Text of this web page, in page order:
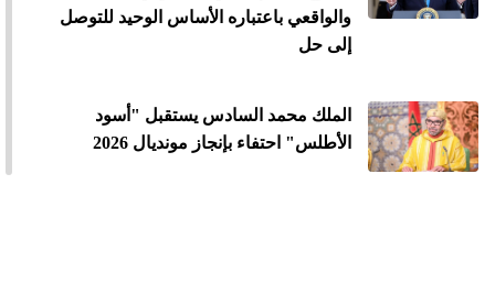
والواقعي باعتباره الأساس الوحيد للتوصل
إلى حل
الملك محمد السادس يستقبل "أسود
الأطلس" احتفاء بإنجاز مونديال 2026